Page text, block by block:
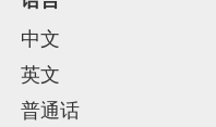
中文
英文
普通话